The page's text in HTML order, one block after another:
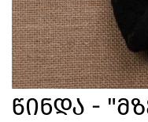
Წინდა -